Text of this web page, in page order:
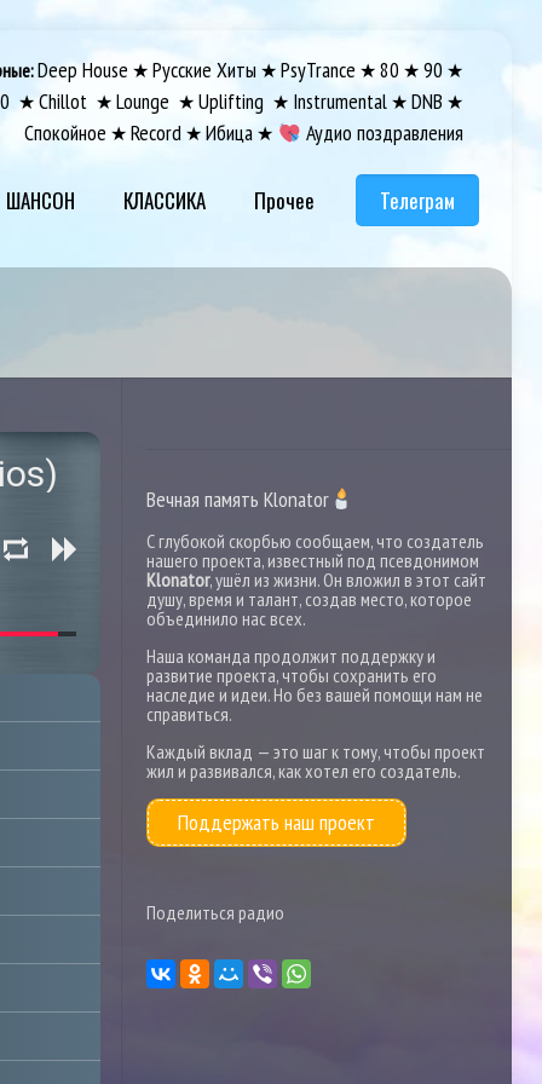
ШАНСОН КЛАССИКА Прочее
Deep House ★Русские Хиты ★PsyTrance ★80 ★90 ★
★Chillot ★Lounge ★Uplifting ★ Instrumental ★DNB ★
Спокойное ★Record ★Ибица ★ Аудио поздравления
Телеграм
Вечная память Klonator
С глубокой скорбью сообщаем, что создатель
нашего проекта, известный под псевдонимом
Klonator, ушёл из жизни. Он вложил в этот сайт
душу, время и талант, создав место, которое
объединило нас всех.
Наша команда продолжит поддержку и
развитие проекта, чтобы сохранить его
наследие и идеи. Но без вашей помощи нам не
справиться.
Каждый вклад — это шаг к тому, чтобы проект
жил и развивался, как хотел его создатель.
Поддержать наш проект
Поделиться радио